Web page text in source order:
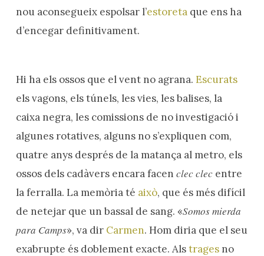
nou aconsegueix espolsar l’estoretaque ens ha
d’encegar definitivament.
Hi ha els ossos que el vent no agrana. Escurats
els vagons, els túnels, les vies, les balises, la
caixa negra, les comissions de no investigació i
algunes rotatives, alguns no s’expliquen com,
quatre anys després de la matança al metro, els
ossos dels cadàvers encara facen clec clecentre
la ferralla. La memòria té això, que és més difícil
de netejar que un bassal de sang. «Somos mierda
para Camps», va dir Carmen. Hom diria que el seu
exabrupte és doblement exacte. Alstragesno